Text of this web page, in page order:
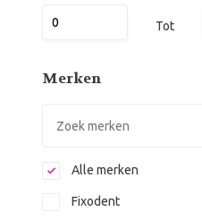
Tot
Merken
Alle merken
Fixodent